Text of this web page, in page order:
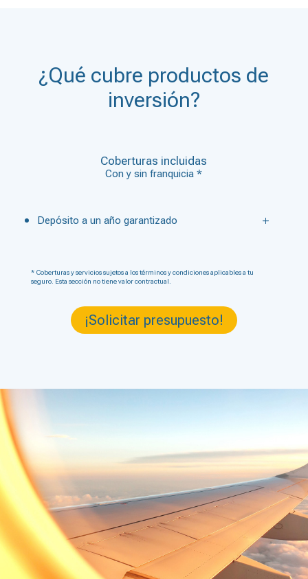
¿Qué cubre productos de
inversión?
Coberturas incluidas
Con y sin franquicia *
Depósito a un año garantizado
* Coberturas y servicios sujetos a los términos y condiciones aplicables a tu
seguro. Esta sección no tiene valor contractual.
¡Solicitar presupuesto!